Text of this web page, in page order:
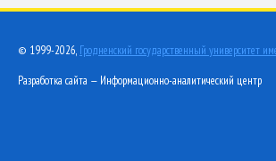
© 1999-2026, Гродненский государственный университет
Разработка сайта — Информационно-аналитический центр